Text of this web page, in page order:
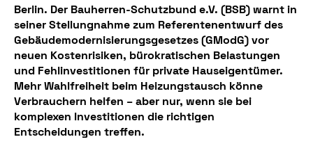
Berlin. Der Bauherren-Schutzbund e.V. (BSB) warnt in
seiner Stellungnahme zum Referentenentwurf des
Gebäudemodernisierungsgesetzes (GModG) vor
neuen Kostenrisiken, bürokratischen Belastungen
und Fehlinvestitionen für private Hauseigentümer.
Mehr Wahlfreiheit beim Heizungstausch könne
Verbrauchern helfen – aber nur, wenn sie bei
komplexen Investitionen die richtigen
Entscheidungen treffen.